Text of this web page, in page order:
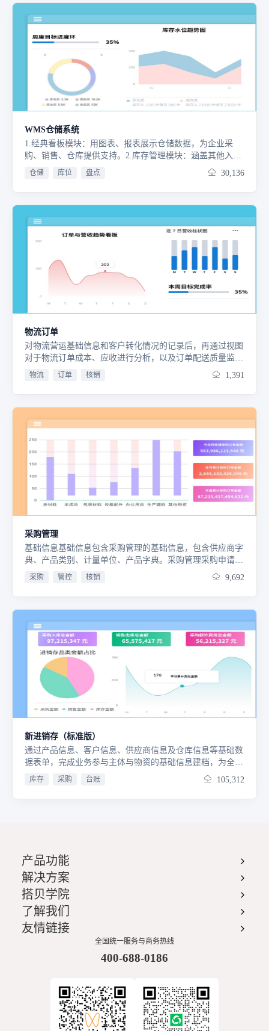
WMS仓储系统
1.经典看板模块：用图表、报表展示仓储数据，为企业采
购、销售、仓库提供支持。2.库存管理模块：涵盖其他入
库、其他出库、依需平衡库存的调拨，以及确保数据精准的
盘点，为仓储决策助力。3.采购管理模块：通过整合供应商
等功能，构建起完整且高效的采购流程闭环。4.销售管理模
块：集销售订单生成、销售出库执行、销售退货处理等功能
于一体，全方位助力企业流畅开展销售业务流程。
仓储 库位 盘点 30,136
物流订单
对物流营运基础信息和客户转化情况的记录后，再通过视图
对于物流订单成本、应收进行分析，以及订单配送质量监
控。
物流 订单 核销 1,391
采购管理
基础信息基础信息包含采购管理的基础信息，包含供应商字
典、产品类别、计量单位、产品字典。采购管理采购申请：
记录企业的采购申请信息，采购申请需要走审批流，审批通
过的采购申请可以被采购订单参照。采购订单：记录企业的
请生成。采购入库：记录企业产品的采购入库情况，采购入
库单可以手工制作，也可以参照采购订单生成。统计分析采
购订单明细查询：查询采购订单的明细信息，包含订单产品
的入库情况。采购入库明细查询：记录产品的入库详细信
息。
采购 管控 核销 9,692
新进销存（标准版）
通过产品信息、客户信息、供应商信息及仓库信息等基础数
据表单，完成业务参与主体与物资的基础信息建档，为全流
程业务开展提供数据底座，保障业务对象信息的准确性与完
整性。采购付款：采购发票表单，实现采购环节资金支出与
值与行为，辅助精准营销与客户维护；产品信息看板：整合
产品进销数据，呈现产品畅销度与库存状况，支撑产品策略
制定；财务看板：汇总收付款及发票数据，清晰展示资金与
财务健康度，辅助经营决策。工作日志：记录日常业务操作
与进展，实现业务过程可追溯；日志分析：对工作日志数据
进行提炼分析，挖掘业务流程中的效率瓶颈与优化点，助力
管理提升。
库存 采购 台账 105,312
产品功能
解决方案
搭贝学院
了解我们
友情链接
全国统一服务与商务热线
400-688-0186